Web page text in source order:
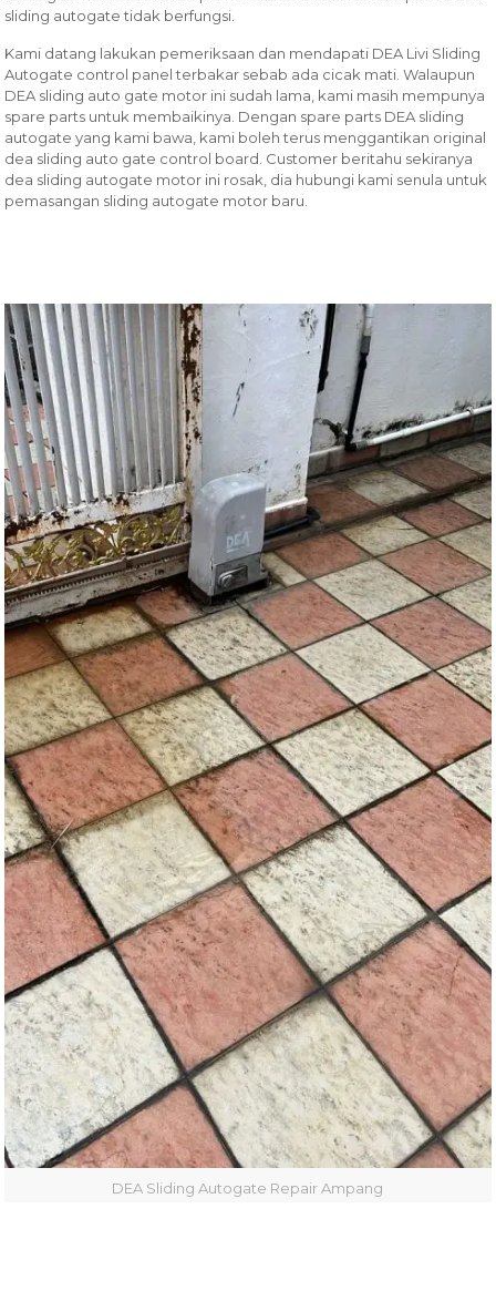
sliding autogate tidak berfungsi.
Kami datang lakukan pemeriksaan dan mendapati DEA Livi Sliding
Autogate control panel terbakar sebab ada cicak mati. Walaupun
DEA sliding auto gate motor ini sudah lama, kami masih mempunya
spare parts untuk membaikinya. Dengan spare parts DEA sliding
autogate yang kami bawa, kami boleh terus menggantikan original
dea sliding auto gate control board. Customer beritahu sekiranya
dea sliding autogate motor ini rosak, dia hubungi kami senula untuk
pemasangan sliding autogate motor baru.
DEA Sliding Autogate Repair Ampang